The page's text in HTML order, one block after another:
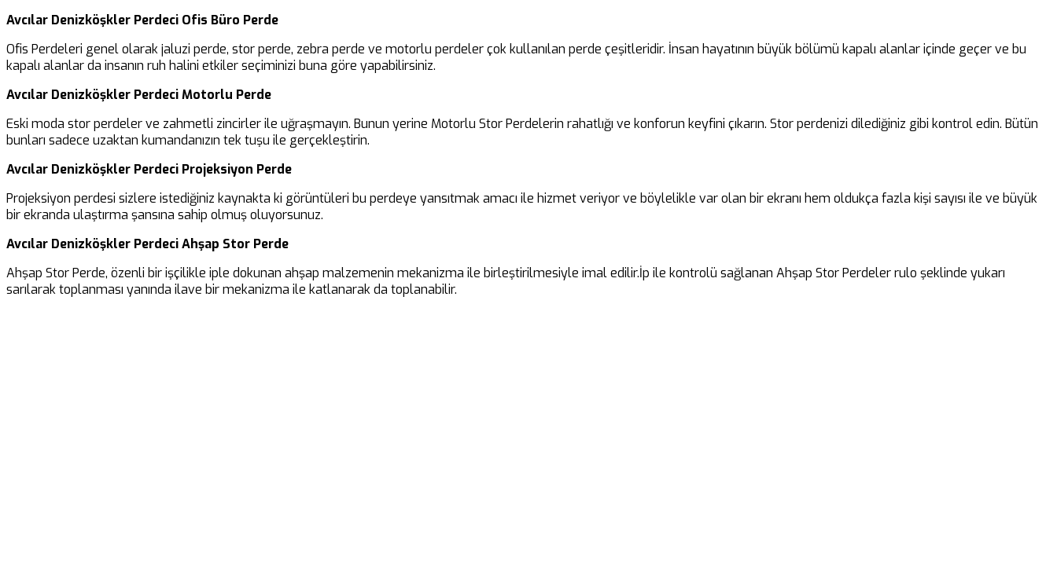
Avcılar Denizköşkler Perdeci Ofis Büro Perde
Ofis Perdeleri genel olarak jaluzi perde, stor perde, zebra perde ve motorlu perdeler çok kullanılan perde çeşitleridir. İnsan hayatının büyük bölümü kapalı alanlar içinde geçer ve bu
kapalı alanlar da insanın ruh halini etkiler seçiminizi buna göre yapabilirsiniz.
Avcılar Denizköşkler Perdeci Motorlu Perde
Eski moda stor perdeler ve zahmetli zincirler ile uğraşmayın. Bunun yerine Motorlu Stor Perdelerin rahatlığı ve konforun keyfini çıkarın. Stor perdenizi dilediğiniz gibi kontrol edin. Bütün
bunları sadece uzaktan kumandanızın tek tuşu ile gerçekleştirin.
Avcılar Denizköşkler Perdeci Projeksiyon Perde
Projeksiyon perdesi sizlere istediğiniz kaynakta ki görüntüleri bu perdeye yansıtmak amacı ile hizmet veriyor ve böylelikle var olan bir ekranı hem oldukça fazla kişi sayısı ile ve büyük
bir ekranda ulaştırma şansına sahip olmuş oluyorsunuz.
Avcılar Denizköşkler Perdeci Ahşap Stor Perde
Ahşap Stor Perde, özenli bir işçilikle iple dokunan ahşap malzemenin mekanizma ile birleştirilmesiyle imal edilir.İp ile kontrolü sağlanan Ahşap Stor Perdeler rulo şeklinde yukarı
sarılarak toplanması yanında ilave bir mekanizma ile katlanarak da toplanabilir.